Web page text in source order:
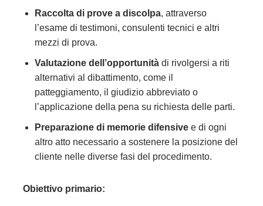
Raccolta di prove a discolpa, attraverso
l’esame di testimoni, consulenti tecnici e altri
mezzi di prova.
Valutazione dell’opportunità di rivolgersi a riti
alternativi al dibattimento, come il
patteggiamento, il giudizio abbreviato o
l’applicazione della pena su richiesta delle parti.
Preparazione di memorie difensive e di ogni
altro atto necessario a sostenere la posizione del
cliente nelle diverse fasi del procedimento.
Obiettivo primario: